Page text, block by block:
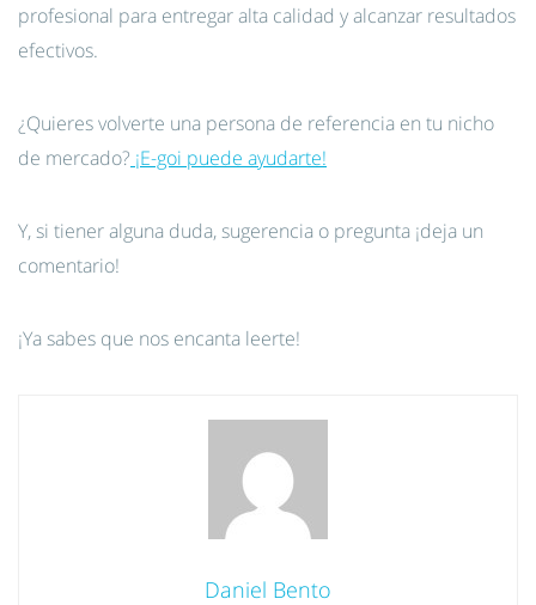
profesional para entregar alta calidad y alcanzar resultados
efectivos.
¿Quieres volverte una persona de referencia en tu nicho
de mercado? ¡E-goi puede ayudarte!
Y, si tiener alguna duda, sugerencia o pregunta ¡deja un
comentario!
¡Ya sabes que nos encanta leerte!
Daniel Bento